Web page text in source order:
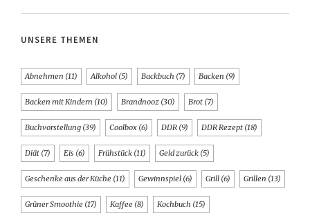
UNSERE THEMEN
Abnehmen (11) Alkohol (5) Backbuch (7) Backen (9)
Backen mit Kindern (10) Brandnooz (30) Brot (7)
Buchvorstellung (39) Coolbox (6) DDR (9) DDR Rezept (18)
Diät (7) Eis (6) Frühstück (11) Geld zurück (5)
Geschenke aus der Küche (11) Gewinnspiel (6) Grill (6) Grillen (13)
Grüner Smoothie (17) Kaffee (8) Kochbuch (15)